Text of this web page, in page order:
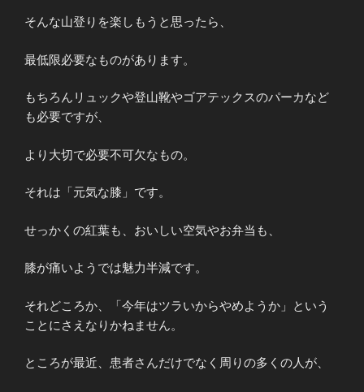
そんな山登りを楽しもうと思ったら、
最低限必要なものがあります。
もちろんリュックや登山靴やゴアテックスのパーカなど
も必要ですが、
より大切で必要不可欠なもの。
それは「元気な膝」です。
せっかくの紅葉も、おいしい空気やお弁当も、
膝が痛いようでは魅力半減です。
それどころか、「今年はツラいからやめようか」という
ことにさえなりかねません。
ところが最近、患者さんだけでなく周りの多くの人が、